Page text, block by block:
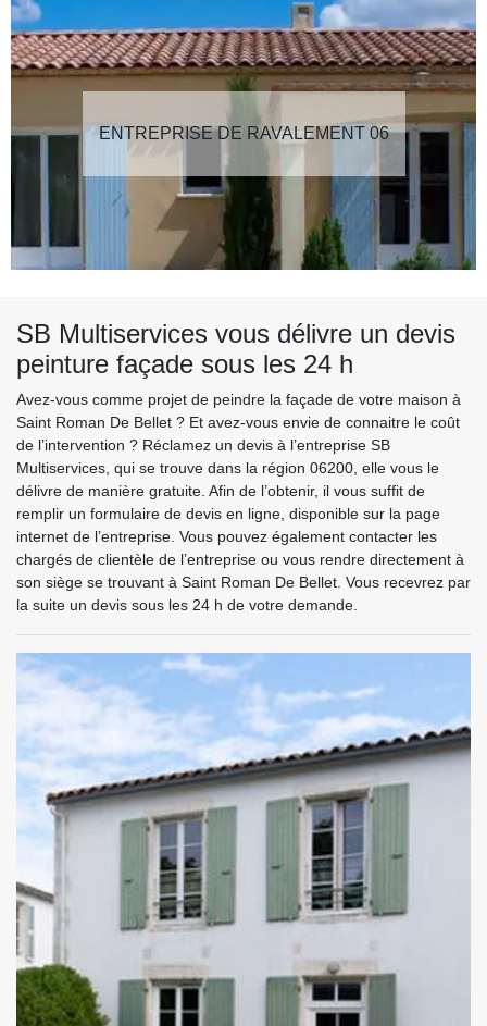
ENTREPRISE DE RAVALEMENT 06
SB Multiservices vous délivre un devis
peinture façade sous les 24 h
Avez-vous comme projet de peindre la façade de votre maison à
Saint Roman De Bellet ? Et avez-vous envie de connaitre le coût
de l’intervention ? Réclamez un devis à l’entreprise SB
Multiservices, qui se trouve dans la région 06200, elle vous le
délivre de manière gratuite. Afin de l’obtenir, il vous suffit de
remplir un formulaire de devis en ligne, disponible sur la page
internet de l’entreprise. Vous pouvez également contacter les
chargés de clientèle de l’entreprise ou vous rendre directement à
son siège se trouvant à Saint Roman De Bellet. Vous recevrez par
la suite un devis sous les 24 h de votre demande.